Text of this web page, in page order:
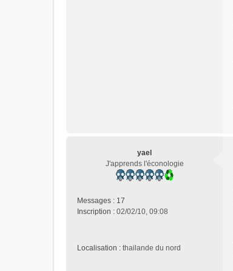
yael
J'apprends l'éconologie
Messages : 17
Inscription : 02/02/10, 09:08
Localisation : thailande du nord